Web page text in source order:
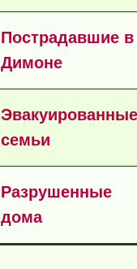
Пострадавшие в
Димоне
Эвакуированные
семьи
Разрушенные
дома